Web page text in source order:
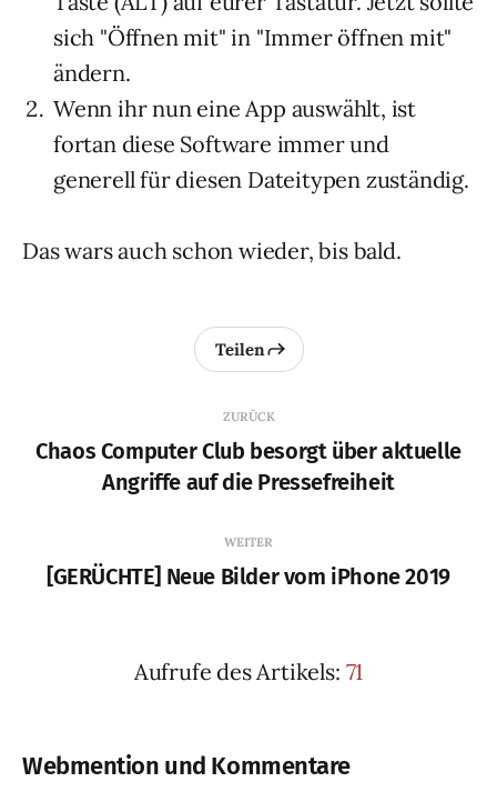
sich "Öffnen mit" in "Immer öffnen mit"
ändern.
Wenn ihr nun eine App auswählt, ist
fortan diese Software immer und
generell für diesen Dateitypen zuständig.
Das wars auch schon wieder, bis bald.
ZURÜCK
Chaos Computer Club besorgt über aktuelle
Angriffe auf die Pressefreiheit
Teilen
WEITER
[GERÜCHTE] Neue Bilder vom iPhone 2019
Aufrufe des Artikels: 71
Webmention und Kommentare